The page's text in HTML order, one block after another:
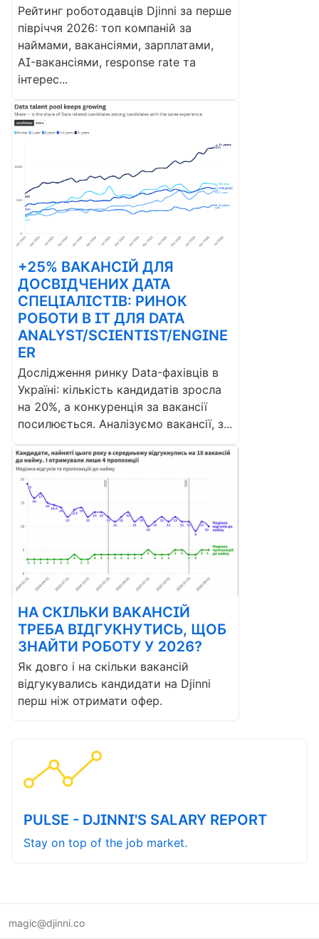
Рейтинг роботодавців Djinni за перше
півріччя 2026: топ компаній за
наймами, вакансіями, зарплатами,
AI-вакансіями, response rate та
інтерес...
+25% ВАКАНСІЙ ДЛЯ
ДОСВІДЧЕНИХ ДАТА
СПЕЦІАЛІСТІВ: РИНОК
РОБОТИ В ІТ ДЛЯ DATA
ANALYST/SCIENTIST/ENGINE
ER
Дослідження ринку Data-фахівців в
Україні: кількість кандидатів зросла
на 20%, а конкуренція за вакансії
посилюється. Аналізуємо вакансії, з...
НА СКІЛЬКИ ВАКАНСІЙ
ТРЕБА ВІДГУКНУТИСЬ, ЩОБ
ЗНАЙТИ РОБОТУ У 2026?
Як довго і на скільки вакансій
відгукувались кандидати на Djinni
перш ніж отримати офер.
PULSE - DJINNI'S SALARY REPORT
Stay on top of the job market.
magic@djinni.co